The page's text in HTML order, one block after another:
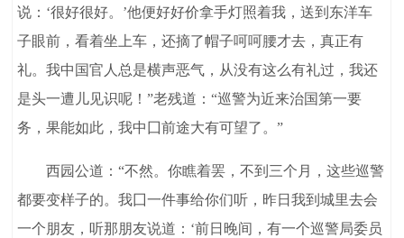
说：‘很好很好。’他便好好价拿手灯照着我，送到东洋车
子眼前，看着坐上车，还摘了帽子呵呵腰才去，真正有
礼。我中国官人总是横声恶气，从没有这么有礼过，我还
是头一遭儿见识呢！”老残道：“巡警为近来治国第一要
务，果能如此，我中囗前途大有可望了。”
西园公道：“不然。你瞧着罢，不到三个月，这些巡警
都要变样子的。我囗一件事给你们听，昨日我到城里去会
一个朋友，听那朋友说道：‘前日晚间，有一个巡警局委员